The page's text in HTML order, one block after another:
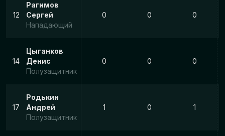
12
Рагимов
Сергей
Нападающий
0 0 0
14
Цыганков
Денис
Полузащитник
0 0 0
17
Родькин
Андрей
Полузащитник
1 0 1